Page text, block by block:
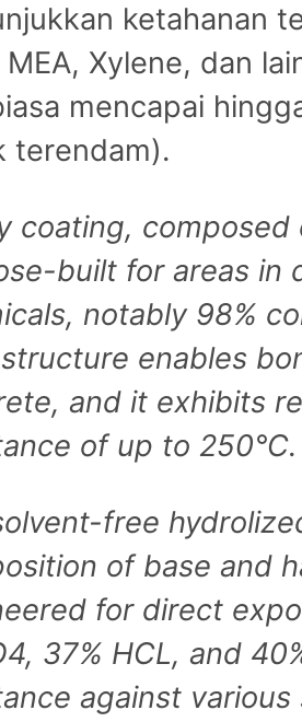
ketahanan
MEA, Xylene, dan
mencapai
terendam).
coating,
built for areas in
notably 98%
enables
and it exhibits
of up to 250°C.
free
of base and
for direct
37% HCL, and
against various